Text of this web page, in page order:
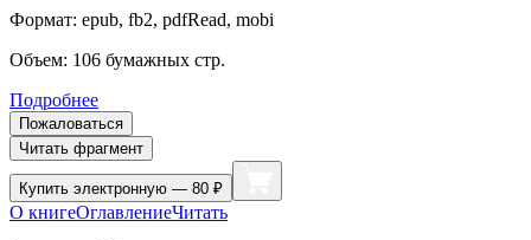
Формат: epub, fb2, pdfRead, mobi
Объем: 106 бумажных стр.
Подробнее
Пожаловаться
Читать фрагмент
Купить электронную — 80 ₽
О книгеОглавлениеЧитать